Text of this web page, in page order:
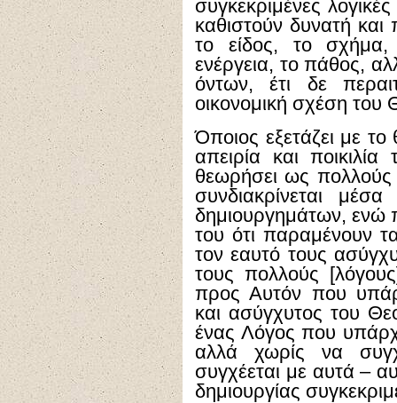
συγκεκριμένες
καθιστούν δυνατή
το είδος, το
ενέργεια, το πάθος,
όντων, έτι δε
οικονομική σχέση του
Όποιος εξετάζει με
απειρία και
θεωρήσει ως
συνδιακρίνεται
δημιουργημάτων, ενώ
του ότι παραμένουν
τον εαυτό τους
τους πολλούς
προς Αυτόν που
και ασύγχυτος του
ένας Λόγος που
αλλά χωρίς να
συγχέεται με αυτά –
δημιουργίας